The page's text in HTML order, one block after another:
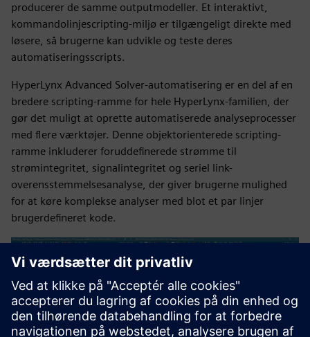
producerer de samme outputmodeller. Et interaktivt,
kommandolinjescripting-miljø er tilgængeligt direkte med
løsere, så brugerne kan udvikle og teste deres
automatiseringsscripts.
HyperLynx Advanced Solver-automatisering er en del af en
bredere scripting-ramme for hele HyperLynx-familien, der
gør det muligt at oprette automatiserede analyseprocesser
med flere værktøjer. Denne objektorienterede scripting-
ramme inkluderer foruddefinerede strømme til
strømintegritet, signalintegritet og seriel link-
overensstemmelsesanalyse, der giver brugerne mulighed
for at køre komplekse analyser med blot et par linjer
brugerdefineret kode.